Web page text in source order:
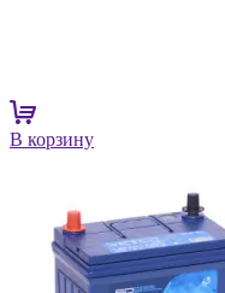
В корзину